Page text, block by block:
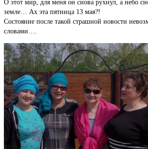
О этот мир, для меня он снова рухнул, а небо
земле… Ах эта пятница 13 мая?!
Состояние после такой страшной новости
словами….